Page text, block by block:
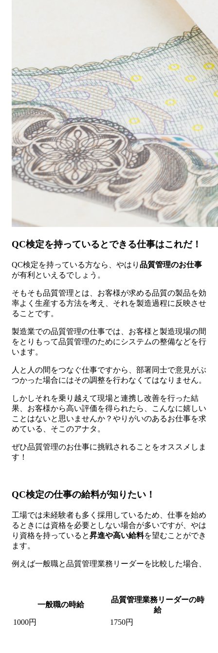
QC検定を持っているとできる仕事はこれだ！
QC検定を持っている方なら、やはり 品質管理のお仕事
が有利といえるでしょう。
そもそも品質管理とは、お客様が求める品質の製品を効
率よく生産する方法を考え、それを製造過程に反映させ
ることです。
製造業での品質管理の仕事では、お客様と製造現場の間
をとりもって品質管理のためにシステムの整備などを行
います。
人と人の間をつなぐ仕事ですから、部署同士で意見がぶ
つかった場合にはその調整を行わなくてはなりません。
しかしそれを乗り越えて現場と連携し改善を行った結
果、お客様から高い評価を得られたら、こんなに嬉しい
ことはないと思いませんか？やりがいのあるお仕事を求
めている、そこのアナタ。
ぜひ品質管理のお仕事に挑戦されることをオススメしま
す！
QC検定の仕事の給料が知りたい！
工場では未経験者も多く採用しているため、仕事を始め
るときには資格を必要としない場合が多いですが、やは
り資格を持っていると昇進や高い給料を望むことができ
ます。
例えば一般職と品質管理業務リーダーを比較した場合、
一般職の時給
品質管理業務リーダーの時
給
1000円
1750円